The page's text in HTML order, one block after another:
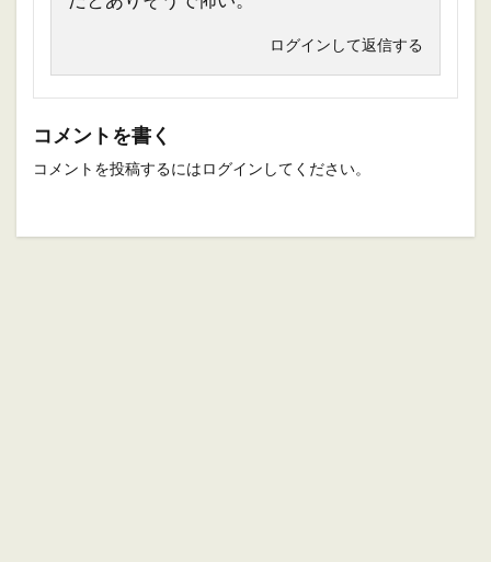
ログインして返信する
コメントを書く
コメントを投稿するにはログイン してください。